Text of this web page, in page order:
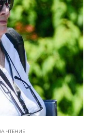
ЧТЕНИЕ